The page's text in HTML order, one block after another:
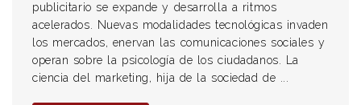
publicitario se expande y desarrolla a ritmos
acelerados. Nuevas modalidades tecnológicas invaden
los mercados, enervan las comunicaciones sociales y
operan sobre la psicología de los ciudadanos. La
ciencia del marketing, hija de la sociedad de ...